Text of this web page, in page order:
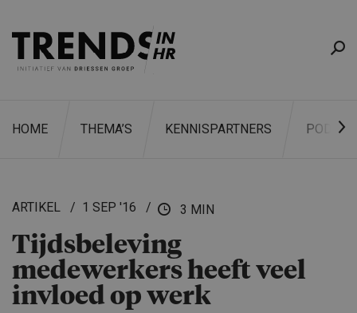
HOME THEMA’S KENNISPARTNERS
ARTIKEL 1 SEP '16 3 MIN
Tijdsbele­ving
medewerkers heeft veel
invloed op werk